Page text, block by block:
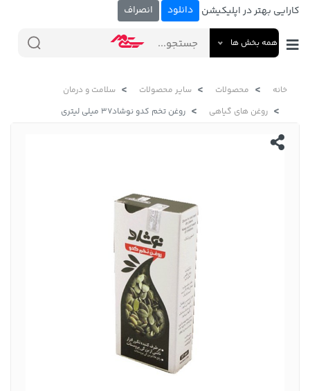
کارایی بهتر در اپلیکیشن دانلود انصراف
همه بخش ها
خانه محصولات سایر محصولات
سلامت و درمان
روغن های گیاهی
روغن تخم کدو نوشاد37 میلی لیتری